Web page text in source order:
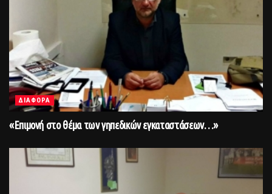
ΔΙΑΦΟΡΑ
«Επιμονή στο θέμα των γηπεδικών εγκαταστάσεων…»